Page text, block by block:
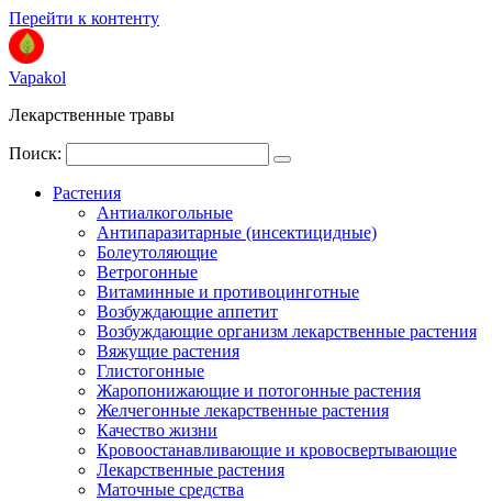
Перейти к контенту
Vapakol
Лекарственные травы
Поиск:
Растения
Антиалкогольные
Антипаразитарные (инсектицидные)
Болеутоляющие
Ветрогонные
Витаминные и противоцинготные
Возбуждающие аппетит
Возбуждающие организм лекарственные растения
Вяжущие растения
Глистогонные
Жаропонижающие и потогонные растения
Желчегонные лекарственные растения
Качество жизни
Кровоостанавливающие и кровосвертывающие
Лекарственные растения
Маточные средства